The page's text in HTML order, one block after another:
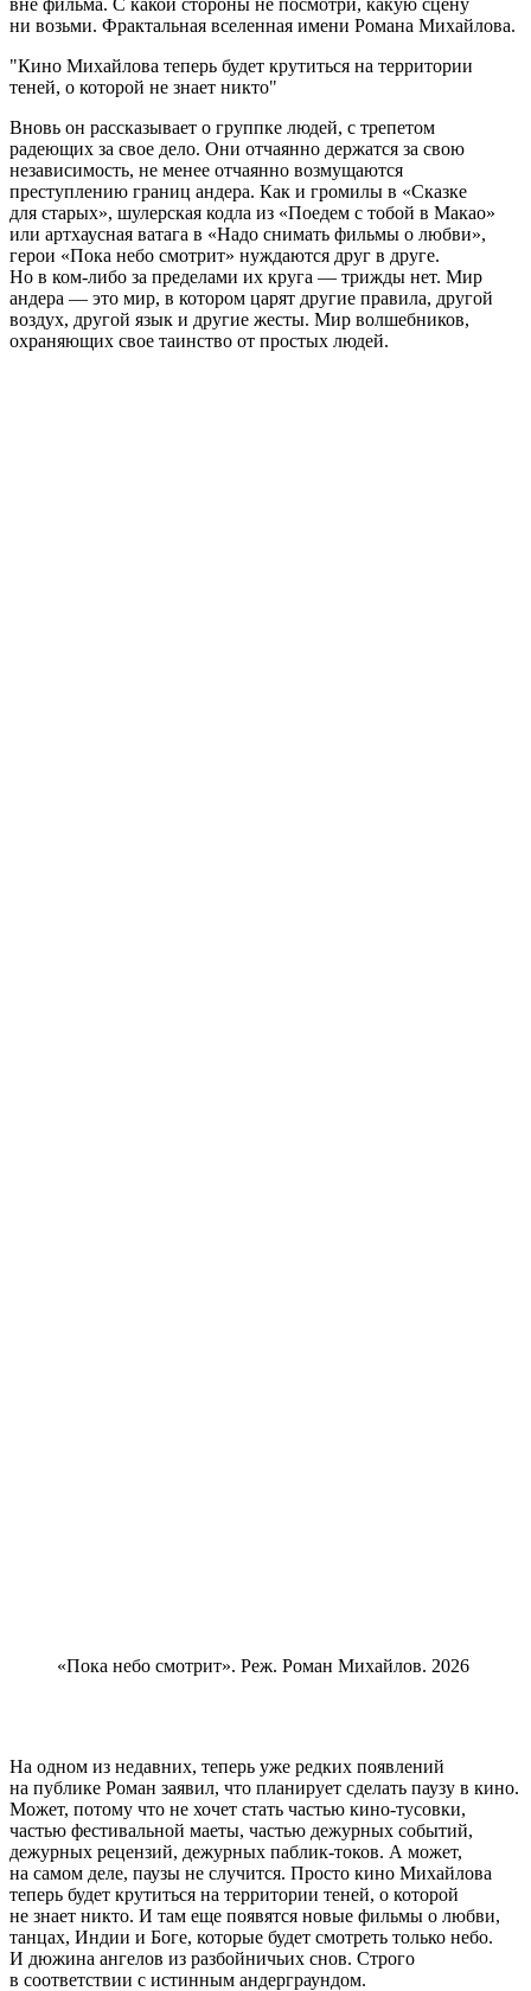
ни возьми. Фрактальная вселенная имени Романа Михайлова.
Кино Михайлова теперь будет крутиться на территории
теней, о которой не знает никто
Вновь он рассказывает о группке людей, с трепетом
радеющих за свое дело. Они отчаянно держатся за свою
независимость, не менее отчаянно возмущаются
преступлению границ андера. Как и громилы в «Сказке
для старых», шулерская кодла из «Поедем с тобой в Макао»
или артхаусная ватага в «Надо снимать фильмы о любви»,
герои «Пока небо смотрит» нуждаются друг в друге.
Но в ком-либо за пределами их круга — трижды нет. Мир
андера — это мир, в котором царят другие правила, другой
воздух, другой язык и другие жесты. Мир волшебников,
охраняющих свое таинство от простых людей.
«Пока небо смотрит». Реж. Роман Михайлов. 2026
На одном из недавних, теперь уже редких появлений
на публике Роман заявил, что планирует сделать паузу в кино.
Может, потому что не хочет стать частью кино-тусовки,
частью фестивальной маеты, частью дежурных событий,
дежурных рецензий, дежурных паблик-токов. А может,
на самом деле, паузы не случится. Просто кино Михайлова
теперь будет крутиться на территории теней, о которой
не знает никто. И там еще появятся новые фильмы о любви,
танцах, Индии и Боге, которые будет смотреть только небо.
И дюжина ангелов из разбойничьих снов. Строго
в соответствии с истинным андерграундом.